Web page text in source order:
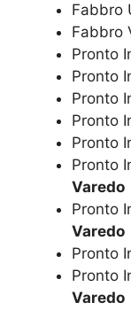
Fabbro
Fabbro
Pronto
Pronto
Pronto
Pronto
Pronto
Pronto
Varedo
Pronto
Varedo
Pronto
Pronto
Varedo